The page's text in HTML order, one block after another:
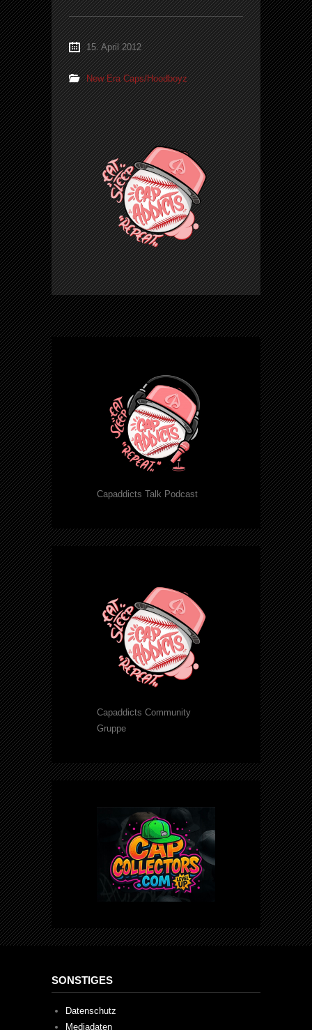
15. April 2012
New Era Caps/Hoodboyz
Capaddicts Talk Podcast
Capaddicts Community
Gruppe
SONSTIGES
Datenschutz
Mediadaten